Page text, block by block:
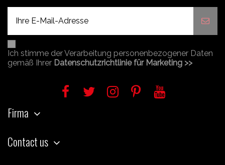
Ich stimme der Verarbeitung personenbezogener Daten
gemäß Ihrer Datenschutzrichtlinie für Marketing >>
Firma
Contact us